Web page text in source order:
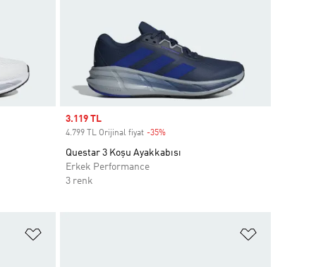
Sale price
3.119 TL
4.799 TL Orijinal fiyat -35%Discount
Questar 3 Koşu Ayakkabısı
Erkek Performance
3 renk